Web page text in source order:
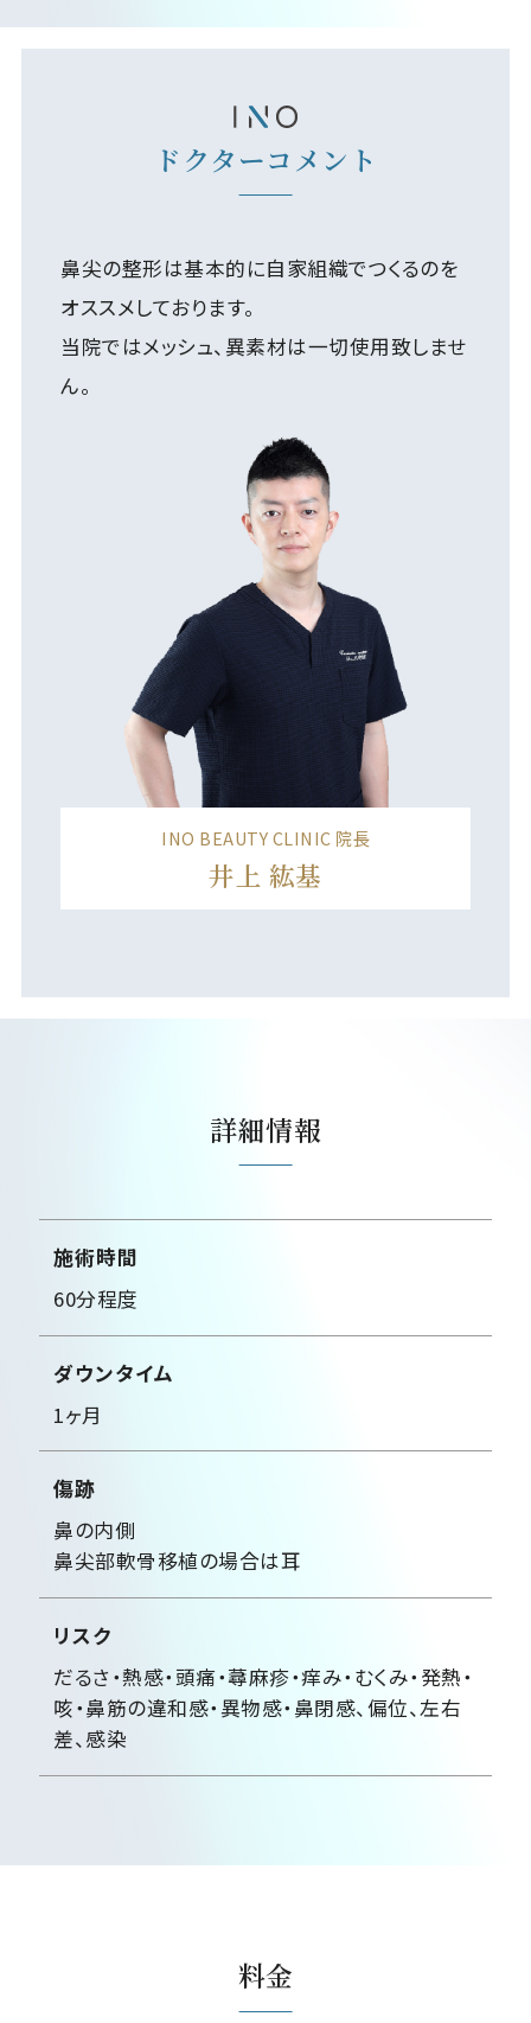
ドクターコメント
鼻尖の整形は基本的に自家組織でつくるのを
オススメしております。
当院ではメッシュ、異素材は一切使用致しませ
ん。
INO BEAUTY CLINIC 院⻑
井上 紘基
詳細情報
施術時間
60分程度
ダウンタイム
1ヶ月
傷跡
鼻の内側
鼻尖部軟骨移植の場合は耳
リスク
だるさ・熱感・頭痛・蕁麻疹・痒み・むくみ・発熱・
咳・鼻筋の違和感・異物感・鼻閉感、偏位、左右
差、感染
料金